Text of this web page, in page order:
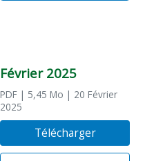
Février 2025
PDF | 5,45 Mo | 20 Février
2025
Télécharger